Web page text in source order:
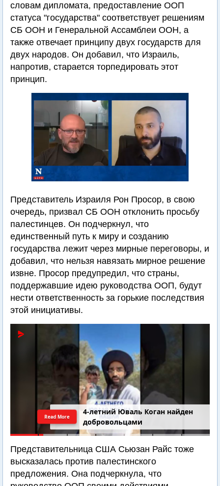
словам дипломата, предоставление ООП
статуса "государства" соответствует решениям
СБ ООН и Генеральной Ассамблеи ООН, а
также отвечает принципу двух государств для
двух народов. Он добавил, что Израиль,
напротив, старается торпедировать этот
принцип.
Представитель Израиля Рон Просор, в свою
очередь, призвал СБ ООН отклонить просьбу
палестинцев. Он подчеркнул, что
единственный путь к миру и созданию
государства лежит через мирные переговоры, и
добавил, что нельзя навязать мирное решение
извне. Просор предупредил, что страны,
поддержавшие идею руководства ООП, будут
нести ответственность за горькие последствия
этой инициативы.
4-летний Юваль Коган найден
добровольцами
Read More
Представительница США Сьюзан Райс тоже
высказалась против палестинского
предложения. Она подчеркнула, что